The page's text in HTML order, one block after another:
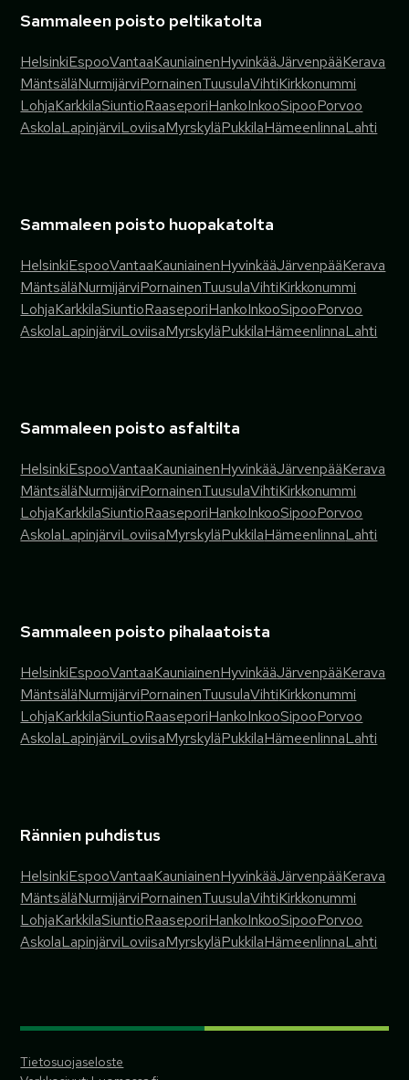
Sammaleen poisto peltikatolta
HelsinkiEspooVantaaKauniainenHyvinkääJärvenpääKerava
MäntsäläNurmijärviPornainenTuusulaVihtiKirkkonummi
LohjaKarkkilaSiuntioRaaseporiHankoInkooSipooPorvoo
AskolaLapinjärviLoviisaMyrskyläPukkilaHämeenlinnaLahti
Sammaleen poisto huopakatolta
HelsinkiEspooVantaaKauniainenHyvinkääJärvenpääKerava
MäntsäläNurmijärviPornainenTuusulaVihtiKirkkonummi
LohjaKarkkilaSiuntioRaaseporiHankoInkooSipooPorvoo
AskolaLapinjärviLoviisaMyrskyläPukkilaHämeenlinnaLahti
Sammaleen poisto asfaltilta
HelsinkiEspooVantaaKauniainenHyvinkääJärvenpääKerava
MäntsäläNurmijärviPornainenTuusulaVihtiKirkkonummi
LohjaKarkkilaSiuntioRaaseporiHankoInkooSipooPorvoo
AskolaLapinjärviLoviisaMyrskyläPukkilaHämeenlinnaLahti
Sammaleen poisto pihalaatoista
HelsinkiEspooVantaaKauniainenHyvinkääJärvenpääKerava
MäntsäläNurmijärviPornainenTuusulaVihtiKirkkonummi
LohjaKarkkilaSiuntioRaaseporiHankoInkooSipooPorvoo
AskolaLapinjärviLoviisaMyrskyläPukkilaHämeenlinnaLahti
Rännien puhdistus
HelsinkiEspooVantaaKauniainenHyvinkääJärvenpääKerava
MäntsäläNurmijärviPornainenTuusulaVihtiKirkkonummi
LohjaKarkkilaSiuntioRaaseporiHankoInkooSipooPorvoo
AskolaLapinjärviLoviisaMyrskyläPukkilaHämeenlinnaLahti
Tietosuojaseloste